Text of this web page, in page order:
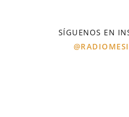
SÍGUENOS EN